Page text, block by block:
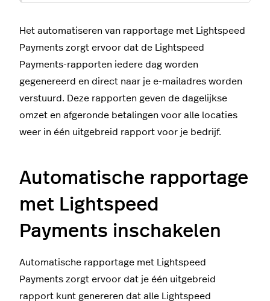
Het automatiseren van rapportage met Lightspeed
Payments zorgt ervoor dat de Lightspeed
Payments-rapporten iedere dag worden
gegenereerd en direct naar je e-mailadres worden
verstuurd. Deze rapporten geven de dagelijkse
omzet en afgeronde betalingen voor alle locaties
weer in één uitgebreid rapport voor je bedrijf.
Automatische rapportage
met Lightspeed
Payments inschakelen
Automatische rapportage met Lightspeed
Payments zorgt ervoor dat je één uitgebreid
rapport kunt genereren dat alle Lightspeed